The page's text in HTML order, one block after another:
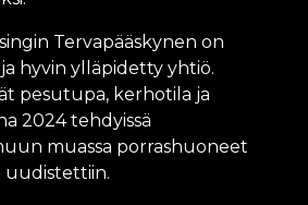
Tervapääskynen on
hyvin ylläpidetty yhtiö.
pesutupa, kerhotila ja
2024 tehdyissä
muassa porrashuoneet
uudistettiin.